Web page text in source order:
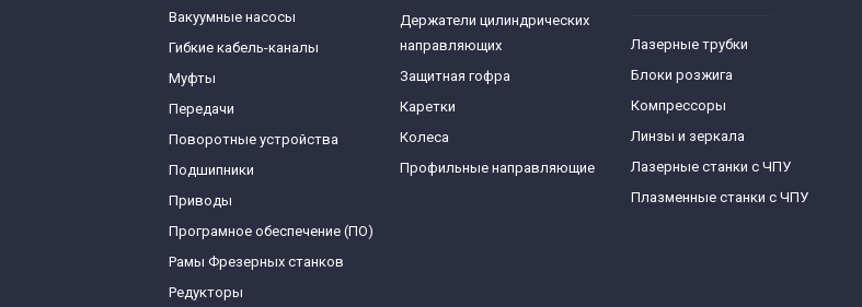
Вакуумные насосы
Гибкие кабель-каналы
Муфты
Передачи
Поворотные устройства
Подшипники
Приводы
Програмное обеспечение (ПО)
Рамы Фрезерных станков
Редукторы
Держатели цилиндрических
направляющих
Защитная гофра
Каретки
Колеса
Профильные направляющие
Лазерные трубки
Блоки розжига
Компрессоры
Линзы и зеркала
Лазерные станки с ЧПУ
Плазменные станки с ЧПУ